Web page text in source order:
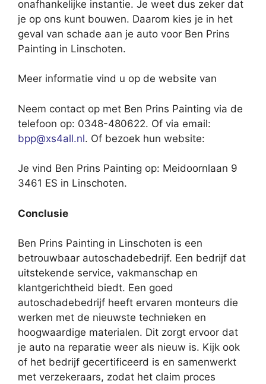
onafhankelijke instantie. Je weet dus zeker dat
je op ons kunt bouwen. Daarom kies je in het
geval van schade aan je auto voor Ben Prins
Painting in Linschoten.
Meer informatie vind u op de website van
Neem contact op met Ben Prins Painting via de
telefoon op: 0348-480622. Of via email:
bpp@xs4all.nl. Of bezoek hun website:
Je vind Ben Prins Painting op: Meidoornlaan 9
3461 ES in Linschoten.
Conclusie
Ben Prins Painting in Linschoten is een
betrouwbaar autoschadebedrijf. Een bedrijf dat
uitstekende service, vakmanschap en
klantgerichtheid biedt. Een goed
autoschadebedrijf heeft ervaren monteurs die
werken met de nieuwste technieken en
hoogwaardige materialen. Dit zorgt ervoor dat
je auto na reparatie weer als nieuw is. Kijk ook
of het bedrijf gecertificeerd is en samenwerkt
met verzekeraars, zodat het claim proces